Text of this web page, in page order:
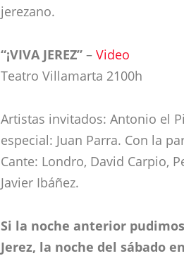
jerezano.
“¡VIVA JEREZ” – Video
Teatro Villamarta 2100h
Artistas invitados: Antonio el
especial: Juan Parra. Con la
Cante: Londro, David Carpio,
Javier Ibáñez.
Si la noche anterior
Jerez, la noche del sábado